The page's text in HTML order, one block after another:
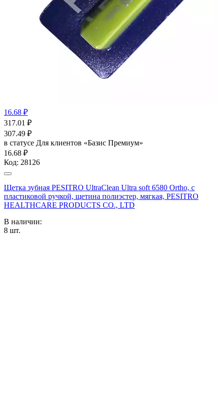
16.68 ₽
317.01 ₽
307.49 ₽
в статусе Для клиентов «Базис Премиум»
16.68 ₽
Код: 28126
Щетка зубная PESITRO UltraClean Ultra soft 6580 Ortho, с
пластиковой ручкой, щетина полиэстер, мягкая, PESITRO
HEALTHCARE PRODUCTS CO., LTD
В наличии:
8 шт.